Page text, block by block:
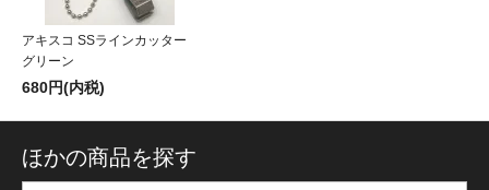
アキスコ SSラインカッター
グリーン
680円(内税)
ほかの商品を探す